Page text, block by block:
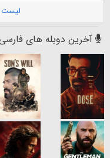
لیست
آخرین دوبله های